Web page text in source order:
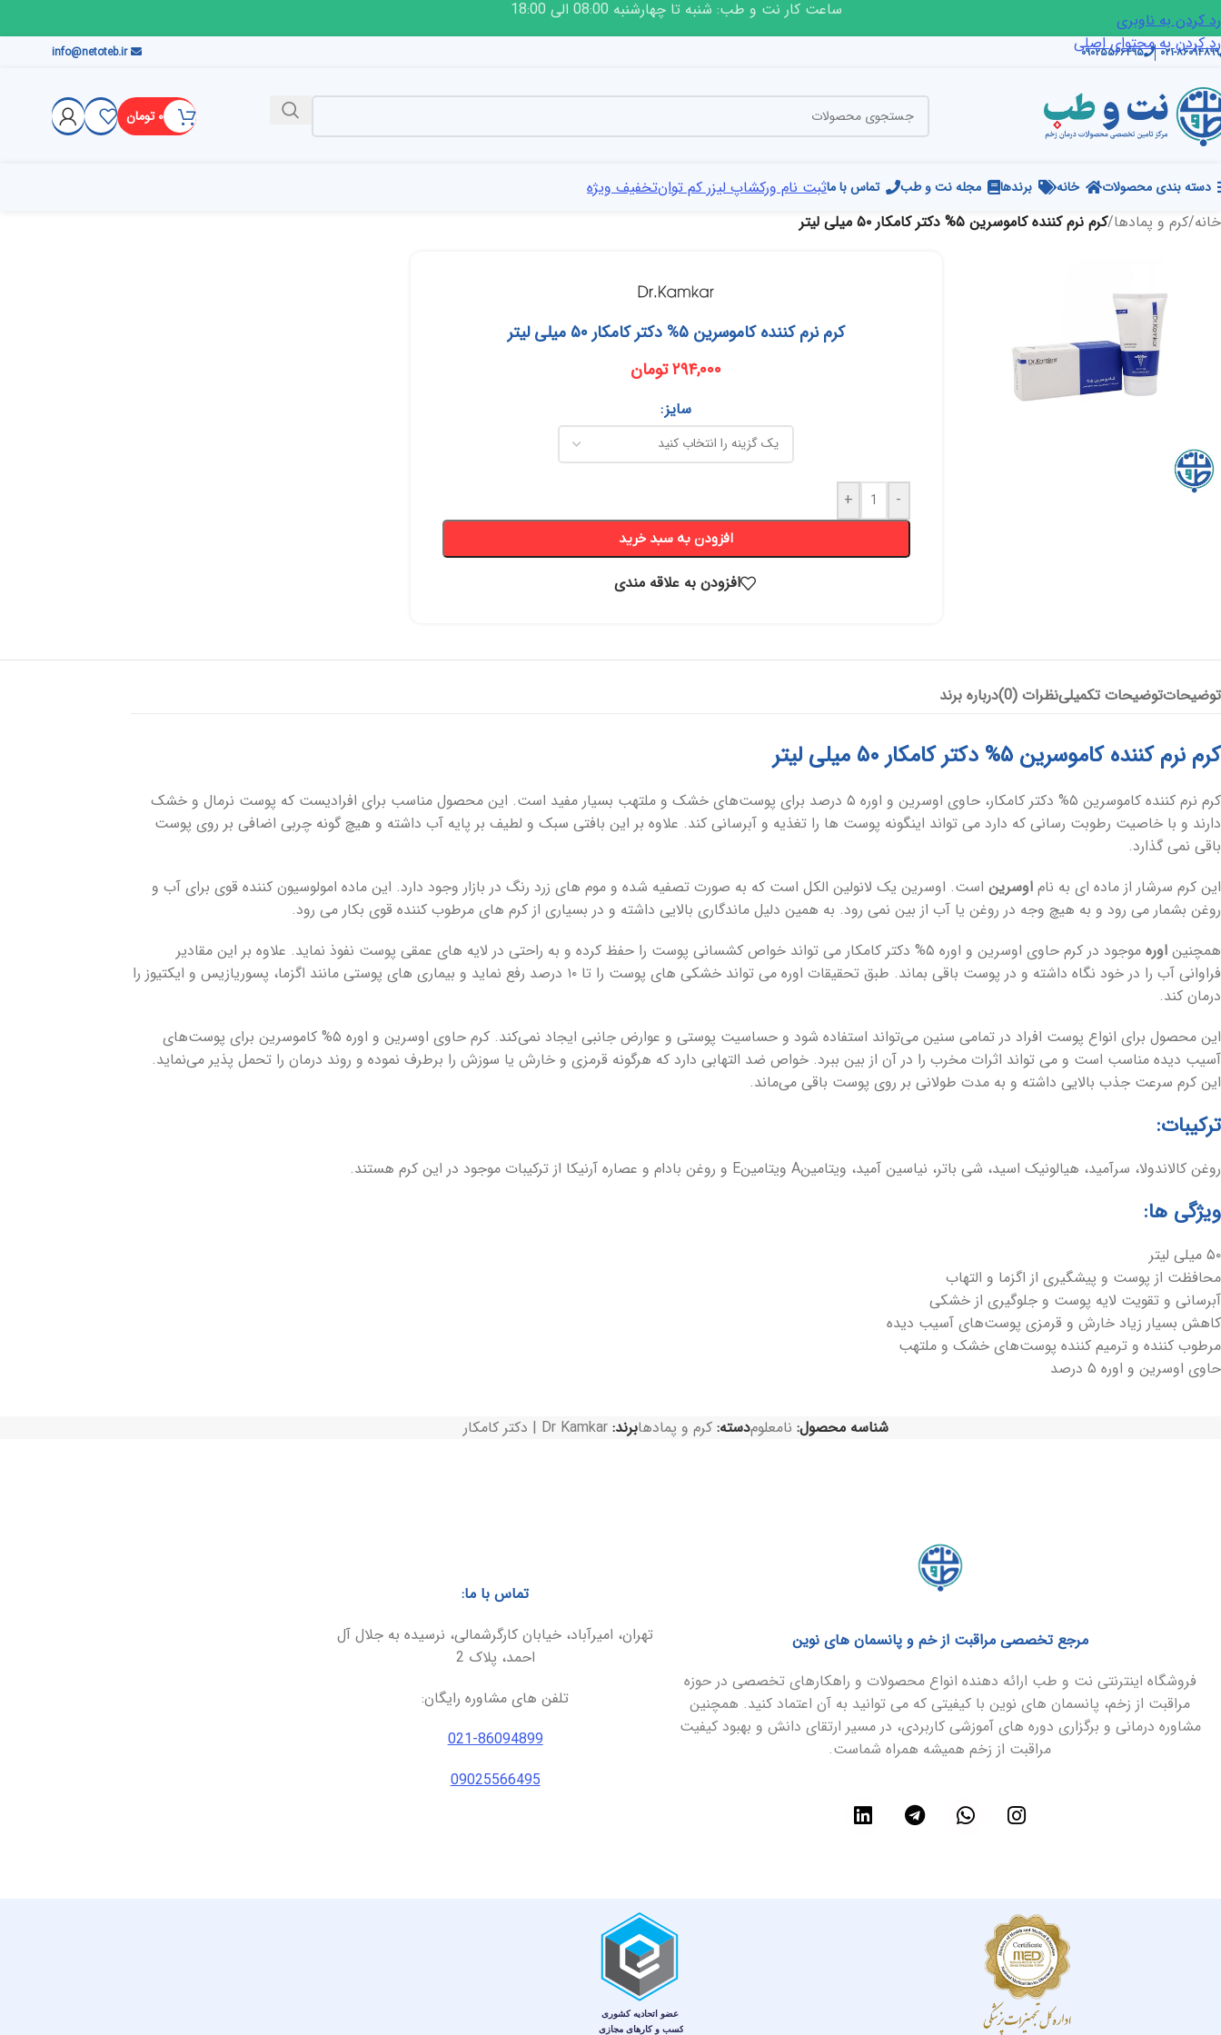
رد کردن به ناوبری
رد کردن به محتوای اصلی
ساعت کار نت و طب: شنبه تا چهارشنبه 08:00 الی 18:00
۰۲۱-۸۶۰۹۴۸۹۹ ۰۹۰۲۵۵۶۶۴۹۵ info@netoteb.ir
۰ تومان
دسته بندی محصولات
هیدروژل پانسمان فوم رفع اسکار
چسب و فیلم شفاف پانسمان بیولوژیک
خانه برندها مجله نت و طب تماس با ماثبت نام ورکشاپ لیزر کم توانتخفیف ویژه
خانه/کرم و پمادها/کرم نرم کننده کاموسرین ۵% دکتر کامکار ۵۰ میلی لیتر
کرم نرم کننده کاموسرین ۵% دکتر کامکار ۵۰ میلی لیتر
۲۹۴,۰۰۰تومان
سایز
-
+
افزودن به سبد خرید
افزودن به علاقه مندی
توضیحاتتوضیحات تکمیلینظرات (0) درباره برند
کرم نرم کننده کاموسرین ۵% دکتر کامکار ۵۰ میلی لیتر
کرم نرم کننده کاموسرین ۵% دکتر کامکار، حاوی اوسرین و اوره ۵ درصد برای پوست‌های خشک و ملتهب بسیار مفید است. این محصول مناسب برای افرادیست که پوست نرمال و خشک
دارند و با خاصیت رطوبت رسانی که دارد می تواند اینگونه پوست ها را تغذیه و آبرسانی کند. علاوه بر این بافتی سبک و لطیف بر پایه آب داشته و هیچ گونه چربی اضافی بر روی پوست
باقی نمی گذارد.
این کرم سرشار از ماده ای به نام اوسرین است. اوسرین یک لانولین الکل است که به صورت تصفیه شده و موم های زرد رنگ در بازار وجود دارد. این ماده امولوسیون کننده قوی برای آب و
روغن بشمار می رود و به هیچ وجه در روغن یا آب از بین نمی رود. به همین دلیل ماندگاری بالایی داشته و در بسیاری از کرم های مرطوب کننده قوی بکار می رود.
همچنین اوره
موجود در کرم حاوی اوسرین و اوره ۵% دکتر کامکار می تواند خواص کشسانی پوست را حفظ کرده و به راحتی در لایه های عمقی پوست نفوذ نماید. علاوه بر این مقادیر
فراوانی آب را در خود نگاه داشته و در پوست باقی بماند. طبق تحقیقات اوره می تواند خشکی های پوست را تا ۱۰ درصد رفع نماید و بیماری های پوستی مانند اگزما، پسوریازیس و ایکتیوز را
درمان کند.
این محصول برای انواع پوست افراد در تمامی سنین می‌تواند استفاده شود و حساسیت پوستی و عوارض جانبی ایجاد نمی‌کند. کرم حاوی اوسرین و اوره ۵% کاموسرین برای پوست‌های
آسیب دیده مناسب است و می تواند اثرات مخرب را در آن از بین ببرد. خواص ضد التهابی دارد که هرگونه قرمزی و خارش یا سوزش را برطرف نموده و روند درمان را تحمل پذیر می‌نماید.
این کرم سرعت جذب بالایی داشته و به مدت طولانی بر روی پوست باقی می‌ماند.
ترکیبات:
روغن کالاندولا، سرآمید، هیالونیک اسید، شی باتر، نیاسین آمید، ویتامینA ویتامینE و روغن بادام و عصاره آرنیکا از ترکیبات موجود در این کرم هستند.
ویژگی ها:
۵۰ میلی لیتر
محافظت از پوست و پیشگیری از اگزما و التهاب
آبرسانی و تقویت لایه پوست و جلوگیری از خشکی
کاهش بسیار زیاد خارش و قرمزی پوست‌های آسیب دیده
مرطوب کننده و ترمیم کننده پوست‌های خشک و ملتهب
حاوی اوسرین و اوره ۵ درصد
شناسه محصول: نامعلومدسته: کرم و پمادهابرند: Dr Kamkar | دکتر کامکار
مرجع تخصصی مراقبت از خم و پانسمان های نوین
فروشگاه اینترنتی نت و طب ارائه دهنده انواع محصولات و راهکارهای تخصصی در حوزه
مراقبت از زخم، پانسمان های نوین با کیفیتی که می توانید به آن اعتماد کنید. همچنین
مشاوره درمانی و برگزاری دوره های آموزشی کاربردی، در مسیر ارتقای دانش و بهبود کیفیت
مراقبت از زخم همیشه همراه شماست.
تماس با ما:
تهران، امیرآباد، خیابان کارگرشمالی، نرسیده به جلال آل
احمد، پلاک 2
تلفن های مشاوره رایگان:
021-86094899
09025566495